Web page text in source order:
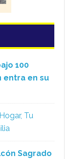
100
entra en su
Tu
Sagrado